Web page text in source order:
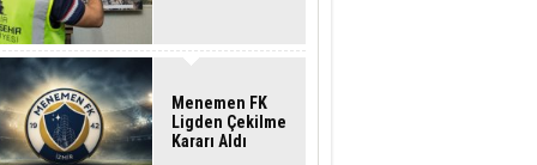
Menemen FK
Ligden Çekilme
Kararı Aldı